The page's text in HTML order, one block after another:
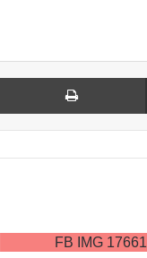
مشاركة عبر البريد